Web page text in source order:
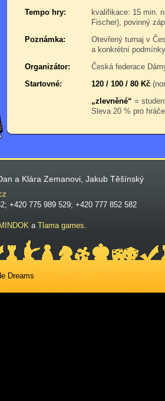
Tempo hry:
kvalifikace: 15 min.
Fischer), povinný
Poznámka:
Otevřený turnaj v
a konkrétní
Organizátor:
Česká federace
Startovné:
120 / 100 / 80 Kč
„zlevněné“ =
Sleva 20 % pro
a Klára Zemanovi, Jakub Těšínský
+420 775 989 529; +420 777 852 582
MINDOK a Tlama games.
Dreams